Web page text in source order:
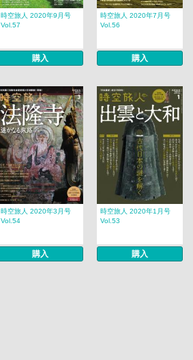
時空旅人 2020年9月号
Vol.57
購入
時空旅人 2020年7月号
Vol.56
購入
時空旅人 2020年3月号
Vol.54
購入
時空旅人 2020年1月号
Vol.53
購入